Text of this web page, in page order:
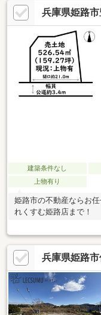
兵庫県姫路
建築条件なし
上物有り
姫路市の不動産ならお
れくすむ姫路店まで！
兵庫県姫路